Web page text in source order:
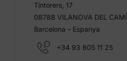
Tintorers, 17
08788 VILANOVA DEL CAMÍ
Barcelona – Espanya
+34 93 805 11 25